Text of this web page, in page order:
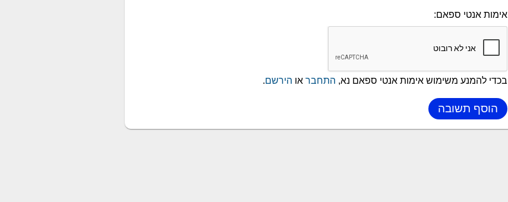
אימות אנטי ספאם:
בכדי להמנע משימוש אימות אנטי ספאם נא, התחבר או הירשם.